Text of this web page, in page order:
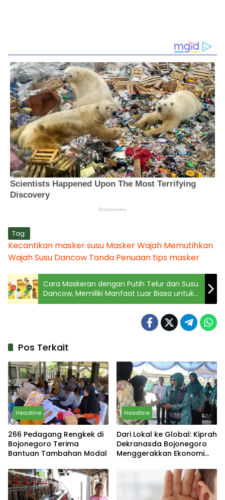
Tag:
Kecantikan masker susu Masker Wajah Memutihkan
WajahSusu Dancow Tanda Penuaan tips masker
Cara Maskeran dengan Putih Telur dan Susu
Dancow, Memiliki Manfaat Luar Biasa untuk
Kulit
Pos Terkait
Headline
266 Pedagang Rengkek di
Bojonegoro Terima
Bantuan Tambahan Modal
Headline
Dari Lokal ke Global: Kiprah
Dekranasda Bojonegoro
Menggerakkan Ekonomi